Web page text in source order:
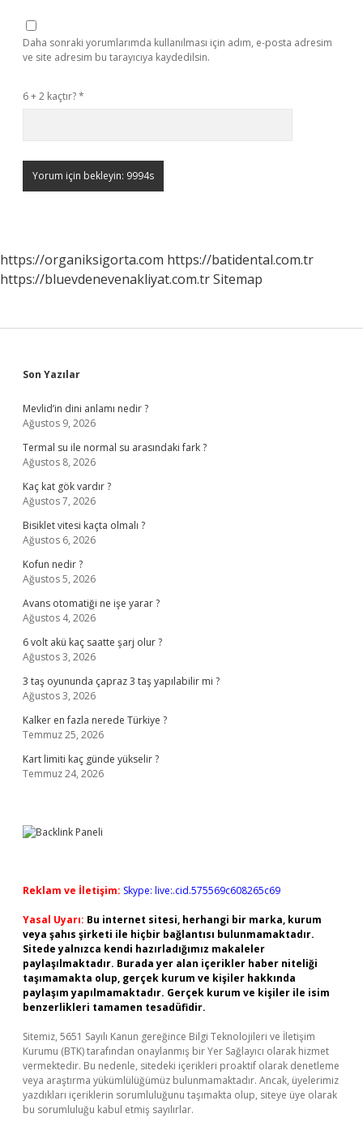
Daha sonraki yorumlarımda kullanılması için adım, e-posta adresim
ve site adresim bu tarayıcıya kaydedilsin.
6 + 2 kaçtır?*
https://organiksigorta.com https://batidental.com.tr
https://bluevdenevenakliyat.com.trSitemap
Sidebar
Son Yazılar
Mevlid’in dini anlamı nedir ?
Ağustos 9, 2026
Termal su ile normal su arasındaki fark ?
Ağustos 8, 2026
Kaç kat gök vardır ?
Ağustos 7, 2026
Bisiklet vitesi kaçta olmalı ?
Ağustos 6, 2026
Kofun nedir ?
Ağustos 5, 2026
Avans otomatiği ne işe yarar ?
Ağustos 4, 2026
6 volt akü kaç saatte şarj olur ?
Ağustos 3, 2026
3 taş oyununda çapraz 3 taş yapılabilir mi ?
Ağustos 3, 2026
Kalker en fazla nerede Türkiye ?
Temmuz 25, 2026
Kart limiti kaç günde yükselir ?
Temmuz 24, 2026
Reklam ve İletişim: Skype: live:.cid.575569c608265c69
Yasal Uyarı: Bu internet sitesi, herhangi bir marka, kurum
veya şahıs şirketi ile hiçbir bağlantısı bulunmamaktadır.
Sitede yalnızca kendi hazırladığımız makaleler
paylaşılmaktadır. Burada yer alan içerikler haber niteliği
taşımamakta olup, gerçek kurum ve kişiler hakkında
paylaşım yapılmamaktadır. Gerçek kurum ve kişiler ile isim
benzerlikleri tamamen tesadüfidir.
Sitemiz, 5651 Sayılı Kanun gereğince Bilgi Teknolojileri ve İletişim
Kurumu (BTK) tarafından onaylanmış bir Yer Sağlayıcı olarak hizmet
vermektedir. Bu nedenle, sitedeki içerikleri proaktif olarak denetleme
veya araştırma yükümlülüğümüz bulunmamaktadır. Ancak, üyelerimiz
yazdıkları içeriklerin sorumluluğunu taşımakta olup, siteye üye olarak
bu sorumluluğu kabul etmiş sayılırlar.